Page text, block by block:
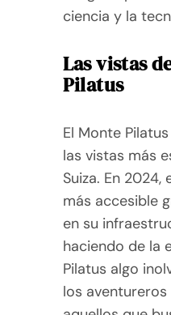
ciencia y la
Las vistas
Pilatus
El Monte
las vistas más
Suiza. En 2024,
más accesible
en su
haciendo de la
Pilatus algo
los